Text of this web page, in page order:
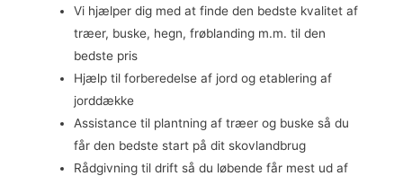
Vi hjælper dig med at finde den bedste kvalitet af
træer, buske, hegn, frøblanding m.m. til den
bedste pris
Hjælp til forberedelse af jord og etablering af
jorddække
Assistance til plantning af træer og buske så du
får den bedste start på dit skovlandbrug
Rådgivning til drift så du løbende får mest ud af